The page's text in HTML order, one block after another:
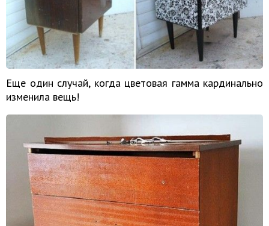
Еще один случай, когда цветовая гамма кардинально
изменила вещь!